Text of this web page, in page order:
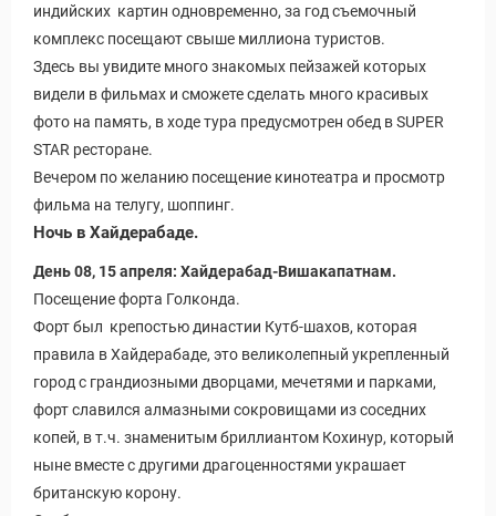
индийских картин одновременно, за год съемочный
комплекс посещают свыше миллиона туристов.
Здесь вы увидите много знакомых пейзажей которых
видели в фильмах и сможете сделать много красивых
фото на память, в ходе тура предусмотрен обед в SUPER
STAR ресторане.
Вечером по желанию посещение кинотеатра и просмотр
фильма на телугу, шоппинг.
Ночь в Хайдерабаде.
День 08, 15 апреля: Хайдерабад-Вишакапатнам.
Посещение форта Голконда.
Форт был крепостью династии Кутб-шахов, которая
правила в Хайдерабаде, это великолепный укрепленный
город с грандиозными дворцами, мечетями и парками,
форт славился алмазными сокровищами из соседних
копей, в т.ч. знаменитым бриллиантом Кохинур, который
ныне вместе с другими драгоценностями украшает
британскую корону.